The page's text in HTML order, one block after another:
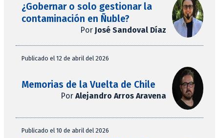
¿Gobernar o solo gestionar la
contaminación en Ñuble?
Por José Sandoval Díaz
Publicado el 12 de abril del 2026
Memorias de la Vuelta de Chile
Por Alejandro Arros Aravena
Publicado el 10 de abril del 2026